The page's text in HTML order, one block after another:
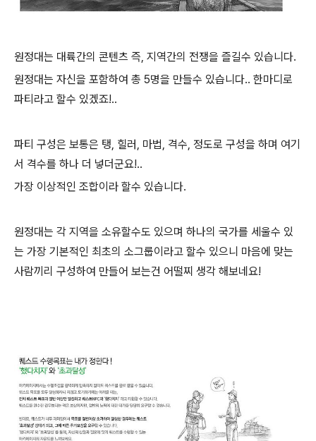
원정대는 대륙간의 콘텐츠 즉, 지역간의 전쟁을 즐길수 있습니다.
원정대는 자신을 포함하여 총 5명을 만들수 있습니다.. 한마디로
파티라고 할수 있겠죠!..
파티 구성은 보통은 탱, 힐러, 마법, 격수, 정도로 구성을 하며 여기
서 격수를 하나 더 넣더군요!..
가장 이상적인 조합이라 할수 있습니다.
원정대는 각 지역을 소유할수도 있으며 하나의 국가를 세울수 있
는 가장 기본적인 최초의 소그룹이라고 할수 있으니 마음에 맞는
사람끼리 구성하여 만들어 보는건 어떨찌 생각 해보네요!